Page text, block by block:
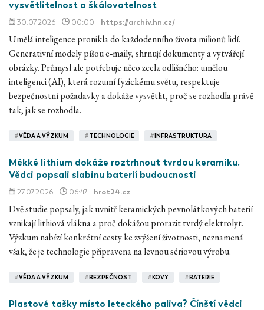
vysvětlitelnost a škálovatelnost
30.07.2026 00:00 https://archiv.hn.cz/
Umělá inteligence pronikla do každodenního života milionů lidí.
Generativní modely píšou e‑maily, shrnují dokumenty a vytvářejí
obrázky. Průmysl ale potřebuje něco zcela odlišného: umělou
inteligenci (AI), která rozumí fyzickému světu, respektuje
bezpečnostní požadavky a dokáže vysvětlit, proč se rozhodla právě
tak, jak se rozhodla.
#VĚDA A VÝZKUM #TECHNOLOGIE # INFRASTRUKTURA
Měkké lithium dokáže roztrhnout tvrdou keramiku.
Vědci popsali slabinu baterií budoucnosti
27.07.2026 06:47 hrot24.cz
Dvě studie popsaly, jak uvnitř keramických pevnolátkových baterií
vznikají lithiová vlákna a proč dokážou prorazit tvrdý elektrolyt.
Výzkum nabízí konkrétní cesty ke zvýšení životnosti, neznamená
však, že je technologie připravena na levnou sériovou výrobu.
#VĚDA A VÝZKUM # BEZPEČNOST # KOVY # BATERIE
Plastové tašky místo leteckého paliva? Čínští vědci